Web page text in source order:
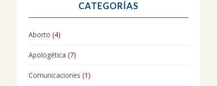
CATEGORÍAS
Aborto (4)
Apologética (7)
Comunicaciones (1)